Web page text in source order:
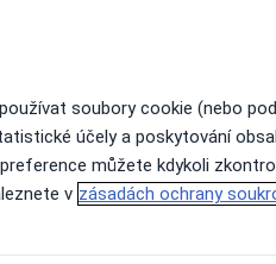
soubory cookie (nebo
účely a poskytování
můžete kdykoli
v zásadách ochrany